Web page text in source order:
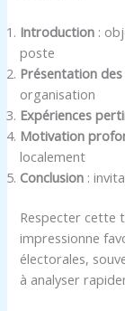
Introduction :
poste
Présentation
organisation
Expériences
Motivation
localement
Conclusion :
Respecter cette
impressionne
électorales,
à analyser